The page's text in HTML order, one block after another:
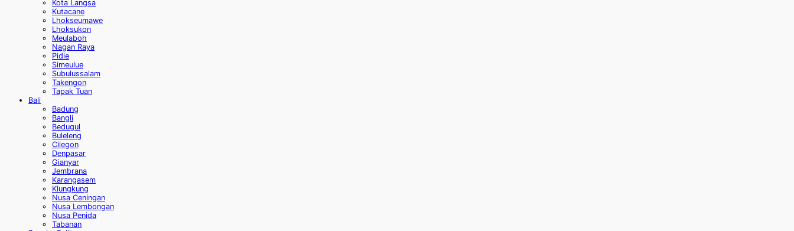
Kota Langsa
Kutacane
Lhokseumawe
Lhoksukon
Meulaboh
Nagan Raya
Pidie
Simeulue
Subulussalam
Takengon
Tapak Tuan
Bali
Badung
Bangli
Bedugul
Buleleng
Cilegon
Denpasar
Gianyar
Jembrana
Karangasem
Klungkung
Nusa Ceningan
Nusa Lembongan
Nusa Penida
Tabanan